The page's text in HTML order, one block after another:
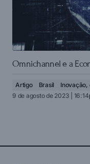
Omnichannel e a
Artigo Brasil
Inovação,
9 de agosto de 2023 | 16:14